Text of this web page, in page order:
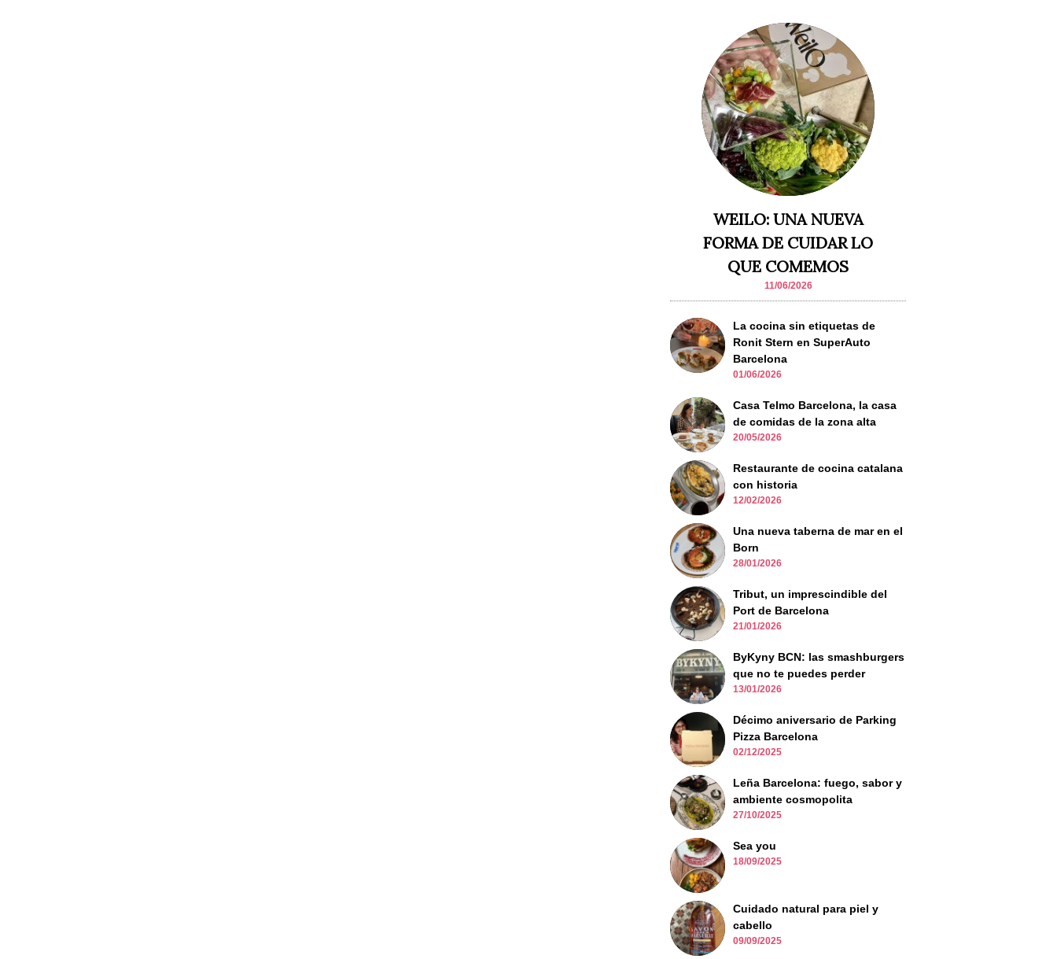
WEILO: UNA NUEVA
FORMA DE CUIDAR LO
QUE COMEMOS
11/06/2026
La cocina sin etiquetas de
Ronit Stern en SuperAuto
Barcelona
01/06/2026
Casa Telmo Barcelona, la casa
de comidas de la zona alta
20/05/2026
Restaurante de cocina catalana
con historia
12/02/2026
Una nueva taberna de mar en el
Born
28/01/2026
Tribut, un imprescindible del
Port de Barcelona
21/01/2026
ByKyny BCN: las smashburgers
que no te puedes perder
13/01/2026
Décimo aniversario de Parking
Pizza Barcelona
02/12/2025
Leña Barcelona: fuego, sabor y
ambiente cosmopolita
27/10/2025
Sea you
18/09/2025
Cuidado natural para piel y
cabello
09/09/2025